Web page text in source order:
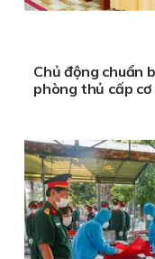
Chủ động chuẩn
phòng thủ cấp cơ